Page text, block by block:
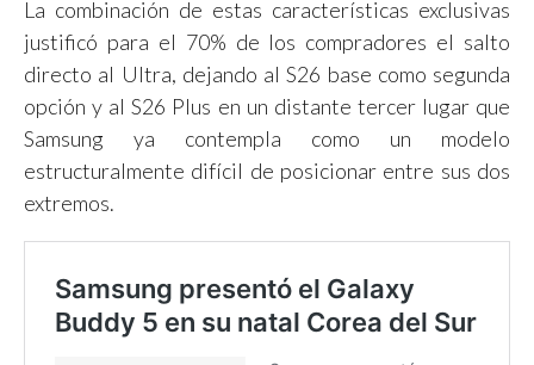
La combinación de estas características exclusivas
justificó para el 70% de los compradores el salto
directo al Ultra, dejando al S26 base como segunda
opción y al S26 Plus en un distante tercer lugar que
Samsung ya contempla como un modelo
estructuralmente difícil de posicionar entre sus dos
extremos.